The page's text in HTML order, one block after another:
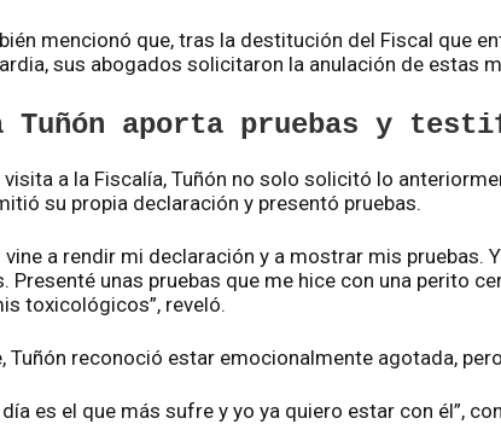
mencionó que, tras la destitución del Fiscal que
sus abogados solicitaron la anulación de estas
Tuñón aporta pruebas y
visita a la Fiscalía, Tuñón no solo solicitó lo
su propia declaración y presentó pruebas.
vine a rendir mi declaración y a mostrar mis pruebas.
Presenté unas pruebas que me hice con una perito
toxicológicos”, reveló.
Tuñón reconoció estar emocionalmente agotada,
día es el que más sufre y yo ya quiero estar con él”,